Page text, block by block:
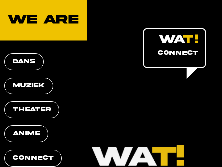
DANS
MUZIEK
THEATER
ANIME
CONNECT
CONNECT